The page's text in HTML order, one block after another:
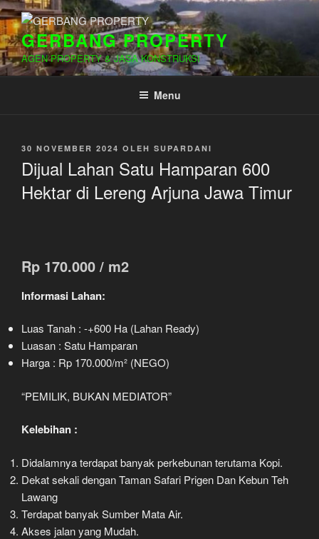
Lompat
ke
kontenGERBANG PROPERTY
AGEN PROPERTY & JASA KONSTRUKSI
Menu
DIPOSKAN
30 NOVEMBER 2024 OLEH SUPARDANI
Dijual Lahan Satu Hamparan 600
Hektar di Lereng Arjuna Jawa Timur
Rp 170.000 / m2
Informasi Lahan:
Luas Tanah : -+600 Ha (Lahan Ready)
Luasan : Satu Hamparan
Harga : Rp 170.000/m² (NEGO)
“PEMILIK, BUKAN MEDIATOR”
Kelebihan :
Didalamnya terdapat banyak perkebunan terutama Kopi.
Dekat sekali dengan Taman Safari Prigen Dan Kebun Teh
Lawang
Terdapat banyak Sumber Mata Air.
Akses jalan yang Mudah.